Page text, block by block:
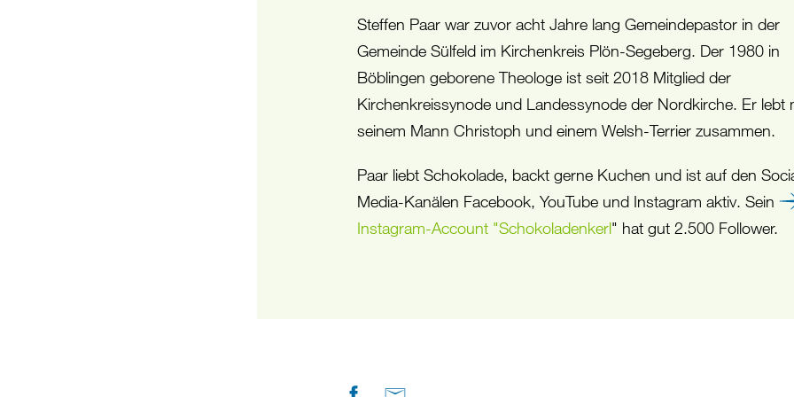
Steffen Paar war zuvor acht Jahre lang Gemeindepastor in der
Gemeinde Sülfeld im Kirchenkreis Plön-Segeberg. Der 1980 in
Böblingen geborene Theologe ist seit 2018 Mitglied der
Kirchenkreissynode und Landessynode der Nordkirche. Er lebt
seinem Mann Christoph und einem Welsh-Terrier zusammen.
Paar liebt Schokolade, backt gerne Kuchen und ist auf den
Media-Kanälen Facebook, YouTube und Instagram aktiv. Sein
Instagram-Account "Schokoladenkerl" hat gut 2.500 Follower.